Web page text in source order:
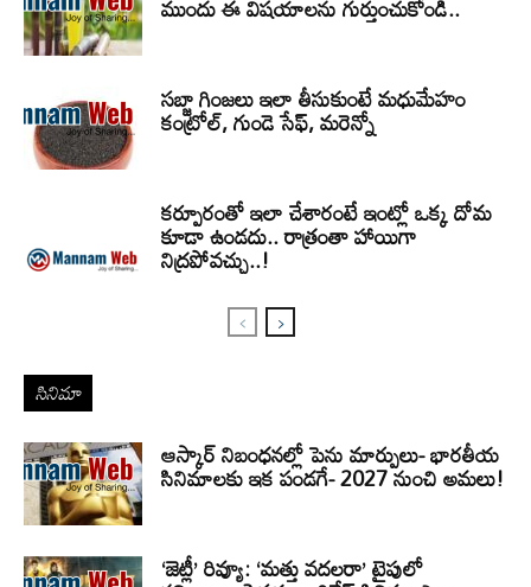
సబ్జా గింజలు ఇలా తీసుకుంటే మధుమేహం
కంట్రోల్, గుండె సేఫ్, మరెన్నో
కర్పూరంతో ఇలా చేశారంటే ఇంట్లో ఒక్క దోమ
కూడా ఉండదు.. రాత్రంతా హాయిగా
నిద్రపోవచ్చు..!
సినిమా
ఆస్కార్ నిబంధనల్లో పెను మార్పులు- భారతీయ
సినిమాలకు ఇక పండగే- 2027 నుంచి అమలు!
‘జెట్లీ’ రివ్యూ: ‘మత్తు వదలరా’ టైపులో